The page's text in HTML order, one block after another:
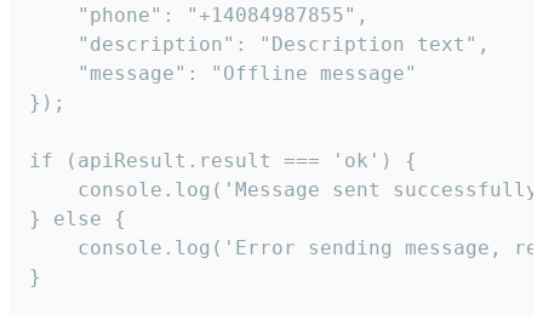
    "phone": "+14084987855",
    "description": "Description text",
    "message": "Offline message"
});
if (apiResult.result === 'ok') {
console.log('Message sent
} else {
console.log('Error sending message,
}